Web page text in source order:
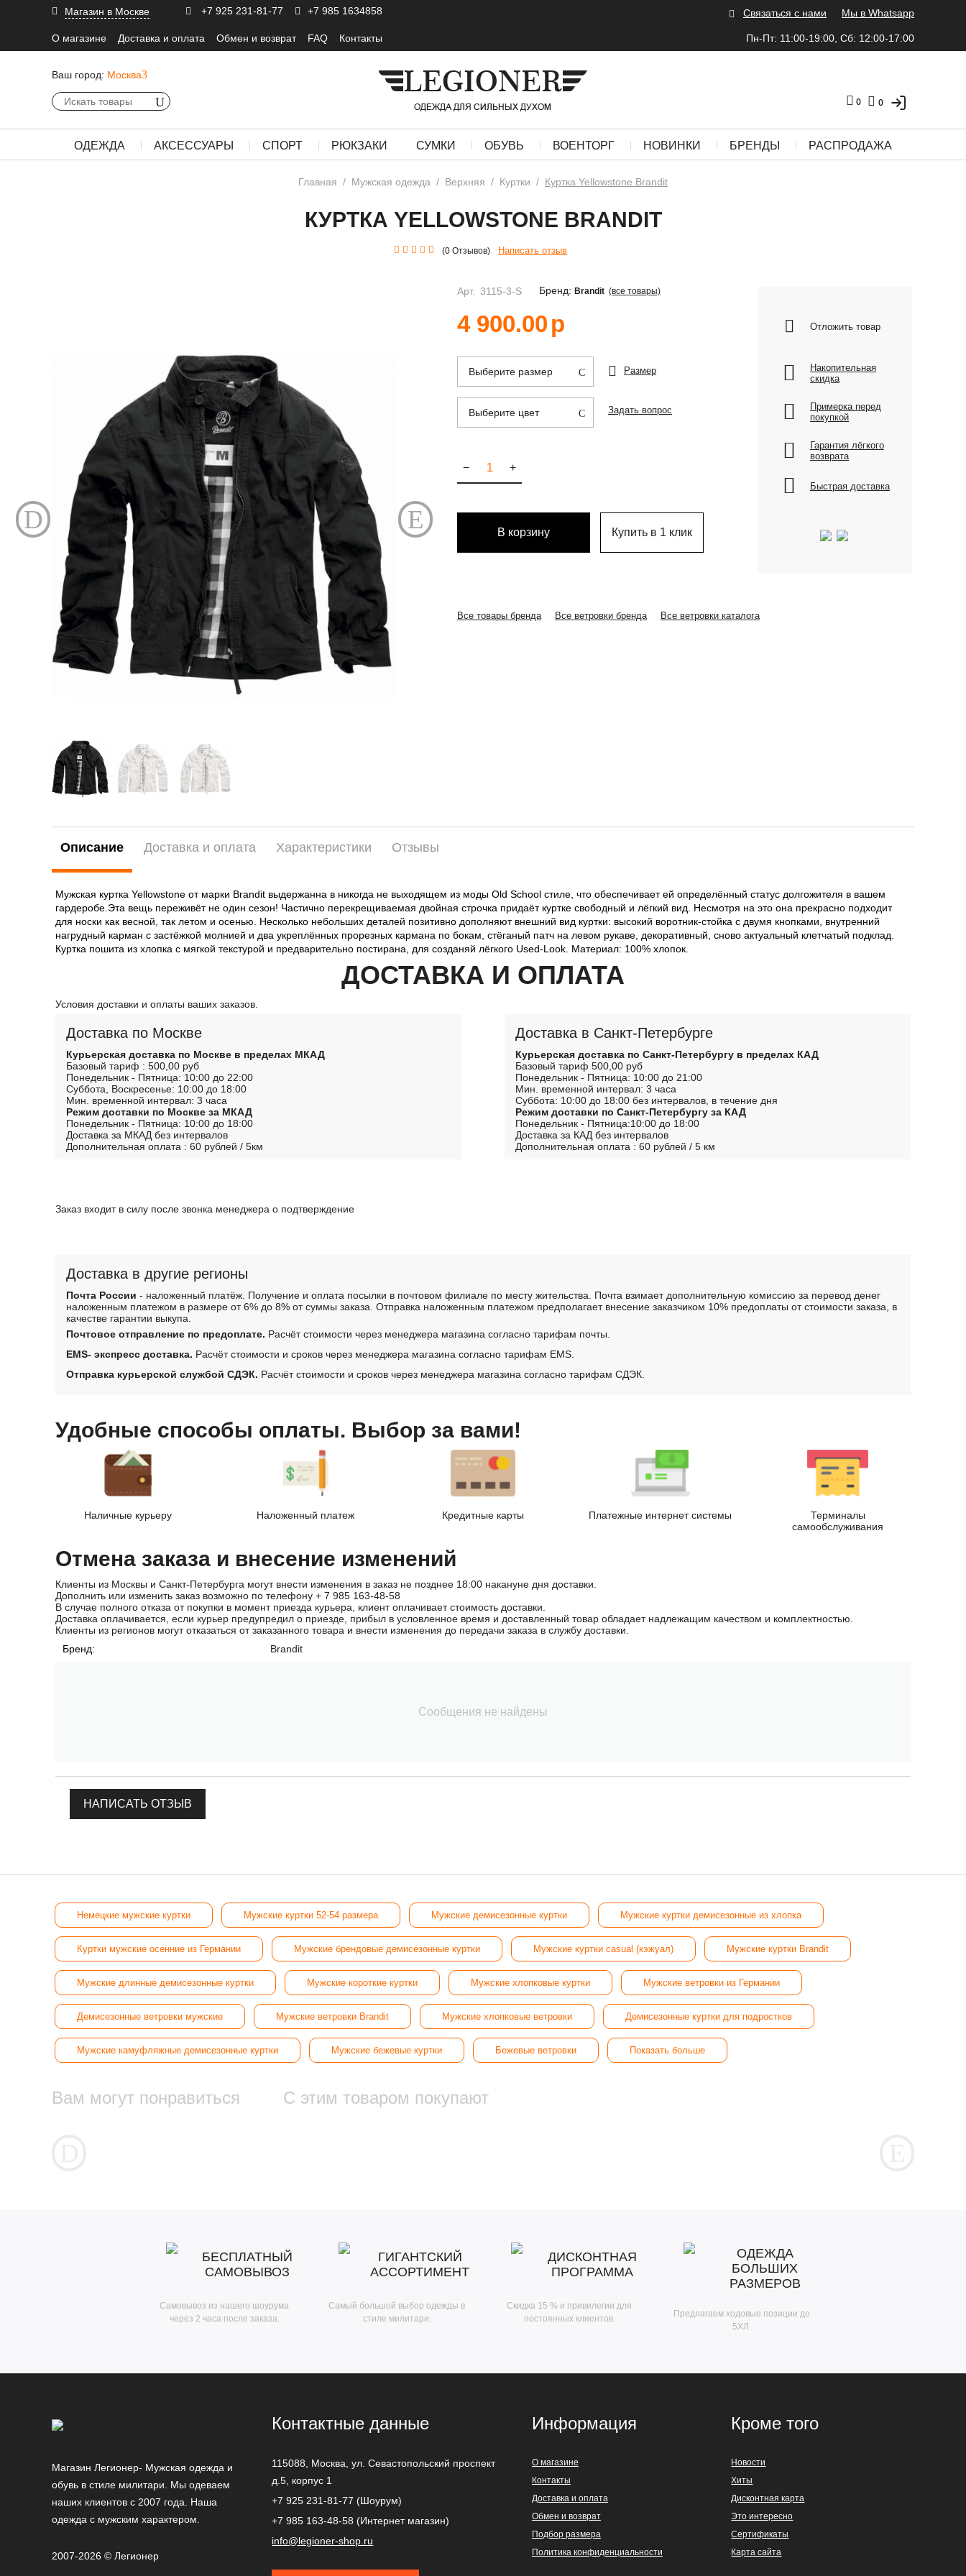
Магазин в Москве +7 925 231-81-77 +7 985 1634858 Связаться с нами Мы в Whatsapp
О магазине Доставка и оплата Обмен и возврат FAQ Контакты Пн-Пт: 11:00-19:00, Сб: 12:00-17:00
Ваш город: Москва
0
0
ОДЕЖДА АКСЕССУАРЫ СПОРТ РЮКЗАКИ СУМКИ ОБУВЬ ВОЕНТОРГ НОВИНКИ БРЕНДЫ РАСПРОДАЖА
Главная / Мужская одежда / Верхняя / Куртки / Куртка Yellowstone Brandit
КУРТКА YELLOWSTONE BRANDIT
(0 Отзывов) Написать отзыв
Арт. 3115-3-S Бренд: Brandit (все товары)
4 900.00р
Выберите размер
Выберите цвет
Размер
Задать вопрос
+
−
В корзину Купить в 1 клик
Отложить товар
Накопительная
скидка
Примерка перед
покупкой
Гарантия лёгкого
возврата
Быстрая доставка
Все товары бренда Все ветровки бренда Все ветровки каталога
Описание Доставка и оплата Характеристики Отзывы
Мужская куртка Yellowstone от марки Brandit выдержанна в никогда не выходящем из моды Old School стиле, что обеспечивает ей определённый статус долгожителя в вашем
гардеробе.Эта вещь переживёт не один сезон! Частично перекрещиваемая двойная строчка придаёт куртке свободный и лёгкий вид. Несмотря на это она прекрасно подходит
для носки как весной, так летом и осенью. Несколько небольших деталей позитивно дополняют внешний вид куртки: высокий воротник-стойка с двумя кнопками, внутренний
нагрудный карман с застёжкой молнией и два укреплённых прорезных кармана по бокам, стёганый патч на левом рукаве, декоративный, сново актуальный клетчатый подклад.
Куртка пошита из хлопка с мягкой текстурой и предварительно постирана, для созданяй лёгкого Used-Look. Материал: 100% хлопок.
ДОСТАВКА И ОПЛАТА
Условия доставки и оплаты ваших заказов.
Доставка по Москве
Курьерская доставка по Москве в пределах МКАД
Базовый тариф : 500,00 руб
Понедельник - Пятница: 10:00 до 22:00
Суббота, Воскресенье: 10:00 до 18:00
Мин. временной интервал: 3 часа
Режим доставки по Москве за МКАД
Понедельник - Пятница: 10:00 до 18:00
Доставка за МКАД без интервалов
Дополнительная оплата : 60 рублей / 5км
Доставка в Санкт-Петербурге
Курьерская доставка по Санкт-Петербургу в пределах КАД
Базовый тариф 500,00 руб
Понедельник - Пятница: 10:00 до 21:00
Мин. временной интервал: 3 часа
Суббота: 10:00 до 18:00 без интервалов, в течение дня
Режим доставки по Санкт-Петербургу за КАД
Понедельник - Пятница:10:00 до 18:00
Доставка за КАД без интервалов
Дополнительная оплата : 60 рублей / 5 км
Заказ входит в силу после звонка менеджера о подтверждение
Доставка в другие регионы
Почта России - наложенный платёж. Получение и оплата посылки в почтовом филиале по месту жительства. Почта взимает дополнительную комиссию за перевод денег
наложенным платежом в размере от 6% до 8% от суммы заказа. Отправка наложенным платежом предполагает внесение заказчиком 10% предоплаты от стоимости заказа, в
качестве гарантии выкупа.
Почтовое отправление по предоплате. Расчёт стоимости через менеджера магазина согласно тарифам почты.
EMS- экспресс доставка. Расчёт стоимости и сроков через менеджера магазина согласно тарифам EMS.
Отправка курьерской службой СДЭК. Расчёт стоимости и сроков через менеджера магазина согласно тарифам СДЭК.
Удобные способы оплаты. Выбор за вами!
Наличные курьеру Наложенный платеж Кредитные карты Платежные интернет системы
Терминалы
самообслуживания
Отмена заказа и внесение изменений
Клиенты из Москвы и Санкт-Петербурга могут внести изменения в заказ не позднее 18:00 накануне дня доставки.
Дополнить или изменить заказ возможно по телефону + 7 985 163-48-58
В случае полного отказа от покупки в момент приезда курьера, клиент оплачивает стоимость доставки.
Доставка оплачивается, если курьер предупредил о приезде, прибыл в условленное время и доставленный товар обладает надлежащим качеством и комплектностью.
Клиенты из регионов могут отказаться от заказанного товара и внести изменения до передачи заказа в службу доставки.
Бренд:
Brandit
Сообщения не найдены
НАПИСАТЬ ОТЗЫВ
Немецкие мужские куртки Мужские куртки 52-54 размера Мужские демисезонные куртки Мужские куртки демисезонные из хлопка
Куртки мужские осенние из Германии Мужские брендовые демисезонные куртки Мужские куртки casual (кэжуал) Мужские куртки Brandit
Мужские длинные демисезонные куртки Мужские короткие куртки Мужские хлопковые куртки Мужские ветровки из Германии
Демисезонные ветровки мужские Мужские ветровки Brandit Мужские хлопковые ветровки Демисезонные куртки для подростков
Мужские камуфляжные демисезонные куртки Мужские бежевые куртки Бежевые ветровки Показать больше
Вам могут понравиться С этим товаром покупают
БЕСПЛАТНЫЙ
САМОВЫВОЗ
Самовывоз из нашего шоурума
через 2 часа после заказа.
ГИГАНТСКИЙ
АССОРТИМЕНТ
Самый большой выбор одежды в
стиле милитари.
ДИСКОНТНАЯ
ПРОГРАММА
Скидка 15 % и привилегии для
постоянных клиентов.
ОДЕЖДА
БОЛЬШИХ
РАЗМЕРОВ
Предлагаем ходовые позиции до
5ХЛ.
Магазин Легионер- Мужская одежда и
обувь в стиле милитари. Мы одеваем
наших клиентов с 2007 года. Наша
одежда с мужским характером.
2007-2026 © Легионер
Контактные данные
115088, Москва ,ул. Севастопольский проспект
д.5, корпус 1
+7 925 231-81-77 (Шоурум)
+7 985 163-48-58 (Интернет магазин)
info@legioner-shop.ru
Информация
О магазине
Контакты
Доставка и оплата
Обмен и возврат
Подбор размера
Политика конфиденциальности
Кроме того
Новости
Хиты
Дисконтная карта
Это интересно
Сертификаты
Карта сайта